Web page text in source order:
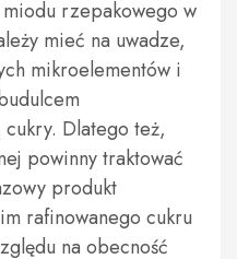
rzepakowego w
mieć na uwadze,
mikroelementów i
Dlatego też,
powinny traktować
produkt
rafinowanego cukru
na obecność